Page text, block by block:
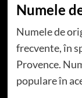
Numele
Numele de
frecvente, în
Provence.
populare în